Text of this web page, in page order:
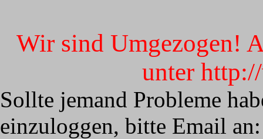
Wir sind Umgezogen!
unter
Sollte jemand Probleme
einzuloggen, bitte Email